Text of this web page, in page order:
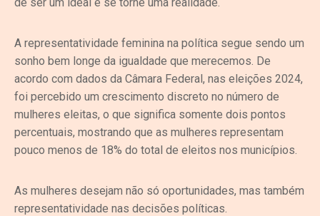
A representatividade feminina na política segue sendo um
sonho bem longe da igualdade que merecemos. De
acordo com dados da Câmara Federal, nas eleições 2024,
foi percebido um crescimento discreto no número de
mulheres eleitas, o que significa somente dois pontos
percentuais, mostrando que as mulheres representam
pouco menos de 18% do total de eleitos nos municípios.
As mulheres desejam não só oportunidades, mas também
representatividade nas decisões políticas.